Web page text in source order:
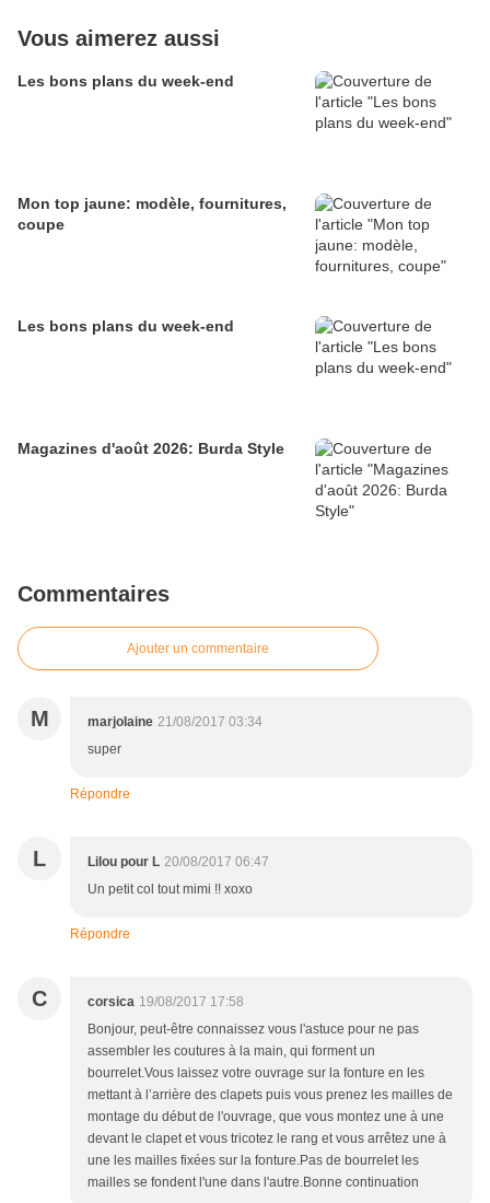
Vous aimerez aussi
Les bons plans du week-end
Mon top jaune: modèle, fournitures,
coupe
Les bons plans du week-end
Magazines d'août 2026: Burda Style
Commentaires
Ajouter un commentaire
M marjolaine 21/08/2017 03:34
super
Répondre
L Lilou pour L 20/08/2017 06:47
Un petit col tout mimi !! xoxo
Répondre
C corsica 19/08/2017 17:58
Bonjour, peut-être connaissez vous l'astuce pour ne pas
assembler les coutures à la main, qui forment un
bourrelet.Vous laissez votre ouvrage sur la fonture en les
mettant à l’arrière des clapets puis vous prenez les mailles de
montage du début de l'ouvrage, que vous montez une à une
devant le clapet et vous tricotez le rang et vous arrêtez une à
une les mailles fixées sur la fonture.Pas de bourrelet les
mailles se fondent l'une dans l'autre.Bonne continuation